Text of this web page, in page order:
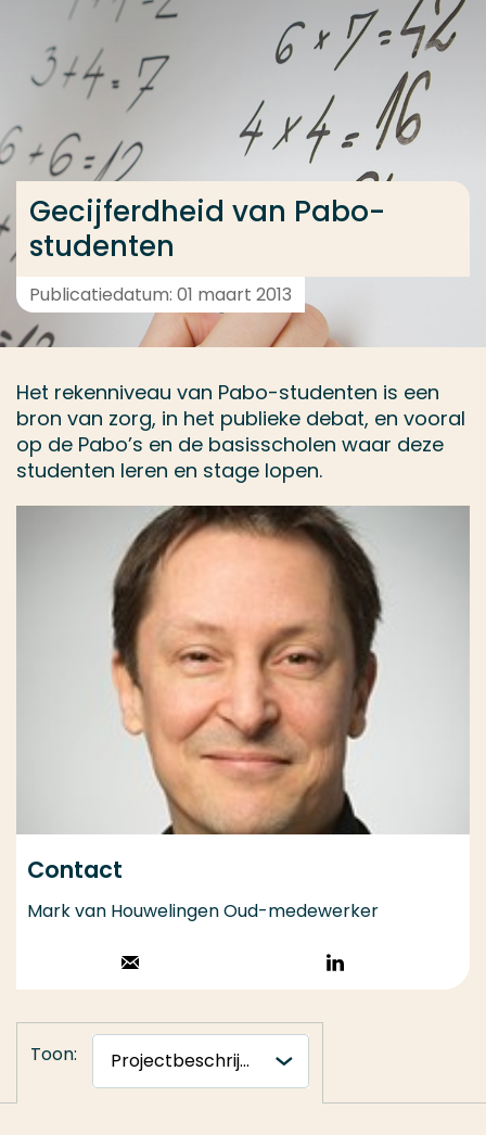
Ga direct naar de content
... > Projectbeschrijving
Gecijferdheid van Pabo-
studenten
Publicatiedatum: 01 maart 2013
Het rekenniveau van Pabo-studenten is een
bron van zorg, in het publieke debat, en vooral
op de Pabo’s en de basisscholen waar deze
studenten leren en stage lopen.
Contact
Mark van Houwelingen Oud-medewerker
Stuur een email
Volg op
LinkedIn
Toon:
Veel gezocht
Opleiding
Contact